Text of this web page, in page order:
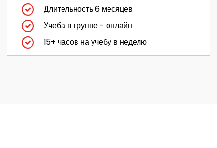
Длительность 6 месяцев
Учеба в группе - онлайн
15+ часов на учебу в неделю